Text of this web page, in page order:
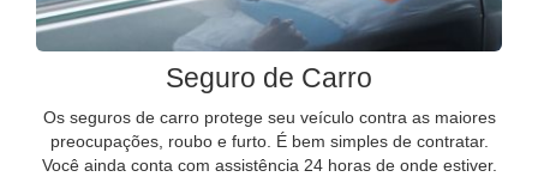
Seguro de Carro
Os seguros de carro protege seu veículo contra as maiores
preocupações, roubo e furto. É bem simples de contratar.
Você ainda conta com assistência 24 horas de onde estiver.